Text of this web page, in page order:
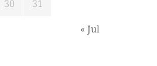
30
31
« Jul